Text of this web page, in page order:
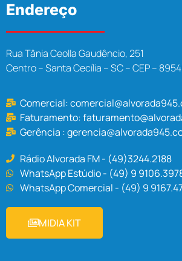
Endereço
Rua Tânia Ceolla Gaudêncio, 251
Centro – Santa Cecília – SC – CEP –
Comercial:
Faturamento:
Gerência :
Rádio Alvorada FM - (49)3244.2188
WhatsApp Estúdio - (49) 9
WhatsApp Comercial - (49) 9
MIDIA KIT